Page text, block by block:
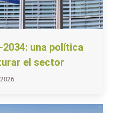
una política
el sector